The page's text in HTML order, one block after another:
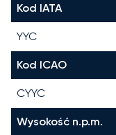
Kod IATA
YYC
Kod ICAO
CYYC
Wysokość n.p.m.